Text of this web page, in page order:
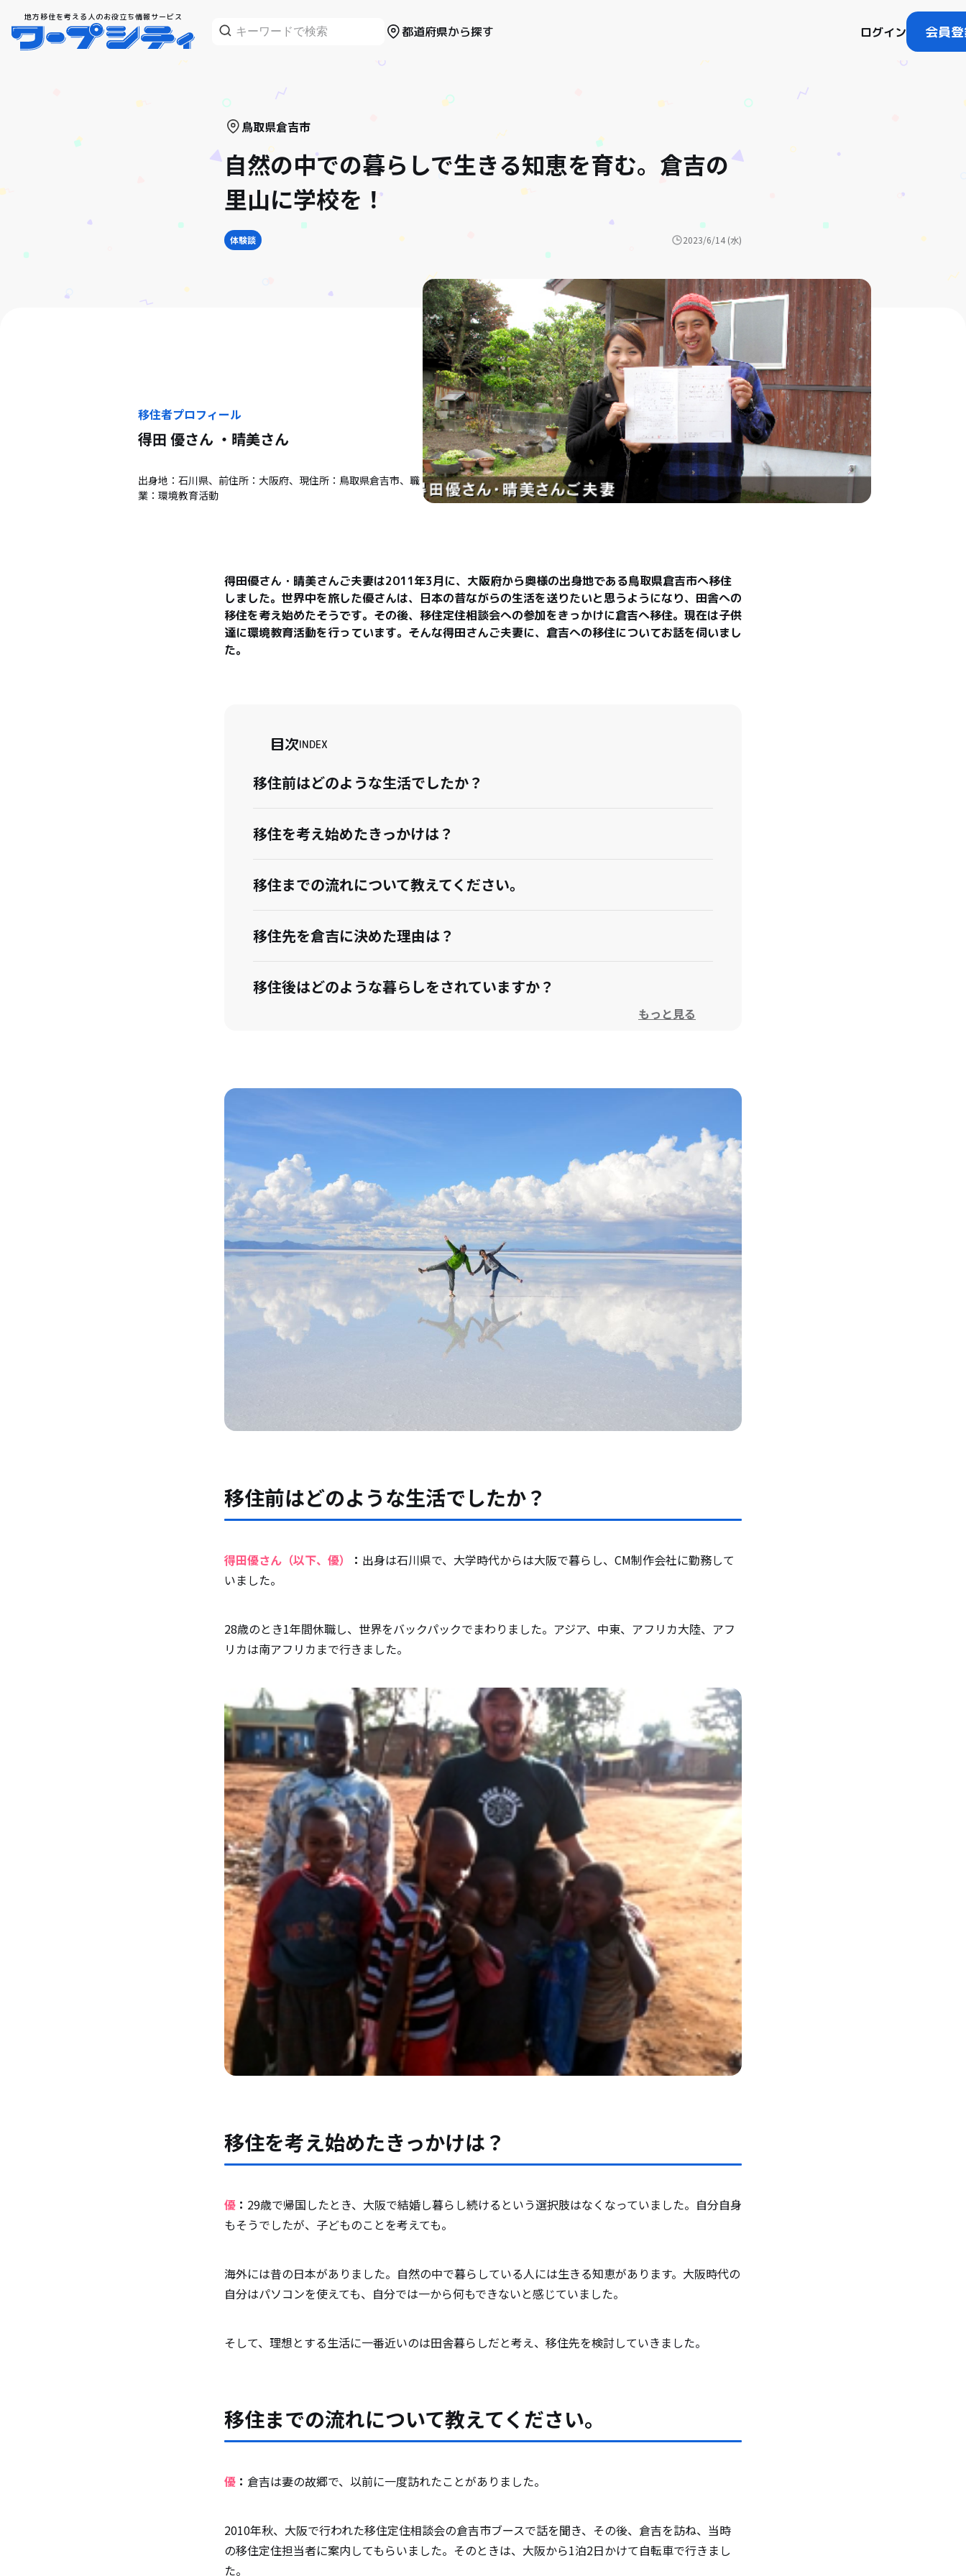
地方移住を考える人のお役立ち情報サービス
都道府県から探す ログイン 会員
鳥取県倉吉市
自然の中での暮らしで生きる知恵を育む。倉吉の
里山に学校を！
体験談 2023/6/14 (水)
移住者プロフィール
得田 優さん ・晴美さん
出身地：石川県、前住所：大阪府、現住所：鳥取県倉吉市、職
業：環境教育活動
得田優さん・晴美さんご夫妻は2011年3月に、大阪府から奥様の出身地である鳥取県倉吉市へ移住
しました。世界中を旅した優さんは、日本の昔ながらの生活を送りたいと思うようになり、田舎への
移住を考え始めたそうです。その後、移住定住相談会への参加をきっかけに倉吉へ移住。現在は子供
達に環境教育活動を行っています。そんな得田さんご夫妻に、倉吉への移住についてお話を伺いまし
た。
目次INDEX
移住前はどのような生活でしたか？
移住を考え始めたきっかけは？
移住までの流れについて教えてください。
移住先を倉吉に決めた理由は？
移住後はどのような暮らしをされていますか？
倉吉での暮らしで困ったこと、不便なことはありますか？
これからどんな暮らしをされていく予定ですか？
もっと見る
移住前はどのような生活でしたか？
得田優さん（以下、優） ： 出身は石川県で、大学時代からは大阪で暮らし、CM制作会社に勤務して
いました。
28歳のとき1年間休職し、世界をバックパックでまわりました。アジア、中東、アフリカ大陸、アフ
リカは南アフリカまで行きました。
移住を考え始めたきっかけは？
優 ： 29歳で帰国したとき、大阪で結婚し暮らし続けるという選択肢はなくなっていました。自分自身
もそうでしたが、子どものことを考えても。
海外には昔の日本がありました。自然の中で暮らしている人には生きる知恵があります。大阪時代の
自分はパソコンを使えても、自分では一から何もできないと感じていました。
そして、理想とする生活に一番近いのは田舎暮らしだと考え、移住先を検討していきました。
移住までの流れについて教えてください。
優 ： 倉吉は妻の故郷で、以前に一度訪れたことがありました。
2010年秋、大阪で行われた移住定住相談会の倉吉市ブースで話を聞き、その後、倉吉を訪ね、当時
の移住定住担当者に案内してもらいました。そのときは、大阪から1泊2日かけて自転車で行きまし
た。